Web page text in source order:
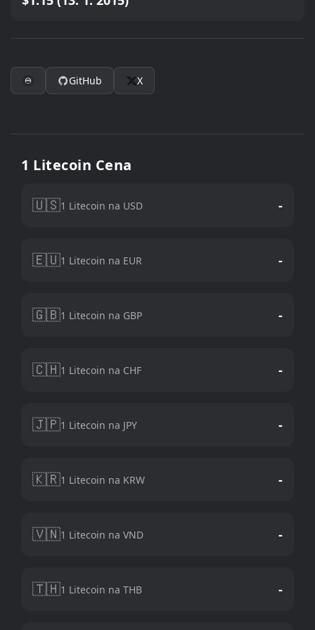
GitHub X
1 Litecoin Cena
🇺🇸1 Litecoin na USD -
🇪🇺1 Litecoin na EUR -
🇬🇧1 Litecoin na GBP -
🇨🇭1 Litecoin na CHF -
🇯🇵1 Litecoin na JPY -
🇰🇷1 Litecoin na KRW -
🇻🇳1 Litecoin na VND -
🇹🇭1 Litecoin na THB -